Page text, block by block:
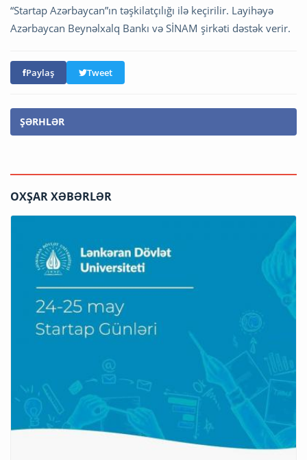
“Startap Azərbaycan”ın təşkilatçılığı ilə keçirilir. Layihəyə
Azərbaycan Beynəlxalq Bankı və SİNAM şirkəti dəstək verir.
Paylaş Tweet
ŞƏRHLƏR
OXŞAR XƏBƏRLƏR